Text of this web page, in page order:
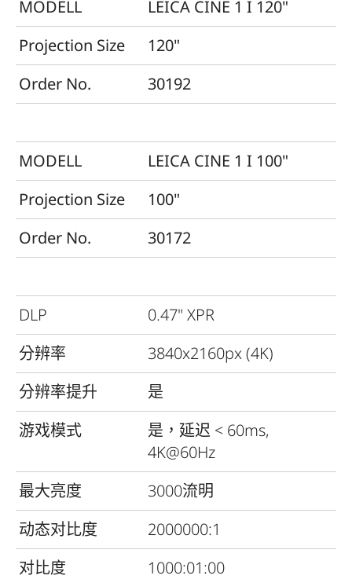
MODELL
LEICA CINE 1 I 120"
Projection Size
120"
Order No.
30192
MODELL
LEICA CINE 1 I 100"
Projection Size
100"
Order No.
30172
DLP
0.47" XPR
分辨率
3840x2160px (4K)
分辨率提升
是
游戏模式
是，延迟 < 60ms,
4K@60Hz
最大亮度
3000流明
动态对比度
2000000:1
对比度
1000:01:00